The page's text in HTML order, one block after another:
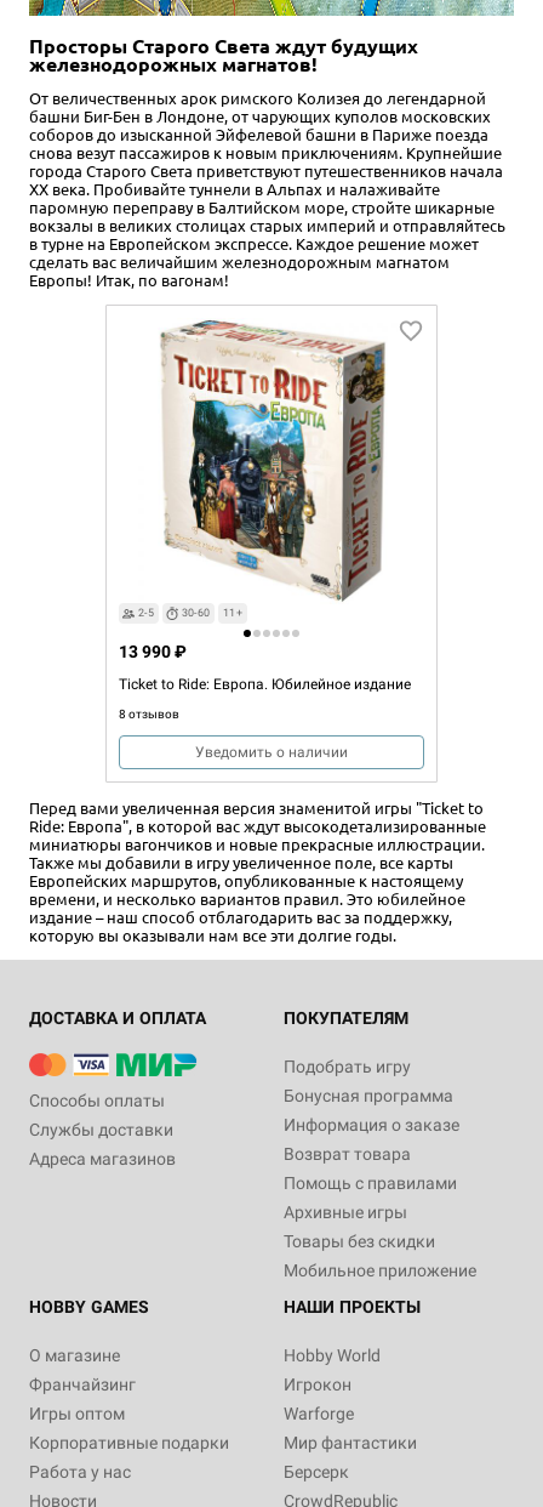
Просторы Старого Света ждут будущих
железнодорожных магнатов!
От величественных арок римского Колизея до легендарной
башни Биг-Бен в Лондоне, от чарующих куполов московских
соборов до изысканной Эйфелевой башни в Париже поезда
снова везут пассажиров к новым приключениям. Крупнейшие
города Старого Света приветствуют путешественников начала
ХХ века. Пробивайте туннели в Альпах и налаживайте
паромную переправу в Балтийском море, стройте шикарные
вокзалы в великих столицах старых империй и отправляйтесь
в турне на Европейском экспрессе. Каждое решение может
сделать вас величайшим железнодорожным магнатом
Европы! Итак, по вагонам!
2-5 30-60 11+
Ticket to Ride: Европа. Юбилейное издание
8 отзывов
13 990 ₽
Уведомить о наличии
Перед вами увеличенная версия знаменитой игры "Ticket to
Ride: Европа", в которой вас ждут высокодетализированные
миниатюры вагончиков и новые прекрасные иллюстрации.
Также мы добавили в игру увеличенное поле, все карты
Европейских маршрутов, опубликованные к настоящему
времени, и несколько вариантов правил. Это юбилейное
издание – наш способ отблагодарить вас за поддержку,
которую вы оказывали нам все эти долгие годы.
ДОСТАВКА И ОПЛАТА
Способы оплаты
Службы доставки
Адреса магазинов
ПОКУПАТЕЛЯМ
Подобрать игру
Бонусная программа
Информация о заказе
Возврат товара
Помощь с правилами
Архивные игры
Товары без скидки
Мобильное приложение
HOBBY GAMES
О магазине
Франчайзинг
Игры оптом
Корпоративные подарки
Работа у нас
Новости
НАШИ ПРОЕКТЫ
Hobby World
Игрокон
Warforge
Мир фантастики
Берсерк
CrowdRepublic